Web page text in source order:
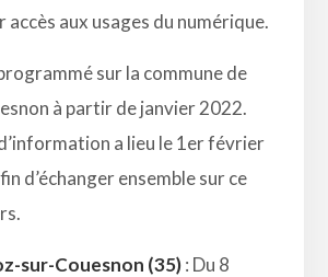
aux usages du numérique.
sur la commune de
à partir de janvier 2022.
a lieu le 1er février
d’échanger ensemble sur ce
sur-Couesnon (35): Du 8